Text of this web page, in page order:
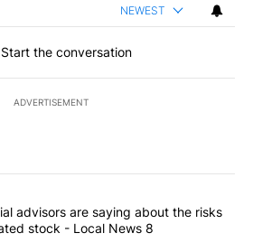
NEWEST
Start the conversation
ADVERTISEMENT
the most commented articles in the last
financial advisors are saying
advisors are saying about the risks
stock - Local News 8